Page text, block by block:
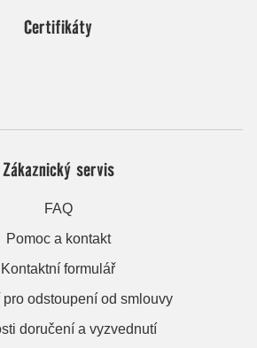
Certifikáty
Zákaznický servis
FAQ
Pomoc a kontakt
Kontaktní formulář
pro odstoupení od smlouvy
doručení a vyzvednutí